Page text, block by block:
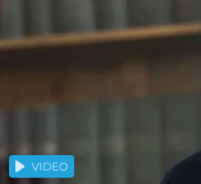
VIDEO